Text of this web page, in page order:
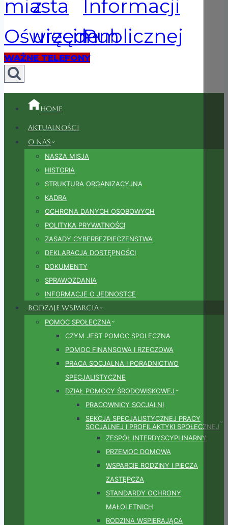
WAŻNE TELEFONY
Home
Aktualności
O nas
NASZA MISJA
HISTORIA
STRUKTURA ORGANIZACYJNA
KADRA
OCHRONA DANYCH OSOBOWYCH
POLITYKA PRYWATNOŚCI
ZASADY CYBERBEZPIECZEŃSTWA
DEKLARACJA DOSTĘPNOŚCI
DOKUMENTY
SPRAWOZDANIA
INFORMACJE O JEDNOSTCE
Rodzaje wsparcia
POMOC SPOŁECZNA
CZYM JEST POMOC SPOLECZNA
POMOC FINANSOWA I RZECZOWA
PRACA SOCJALNA I PORADNICTWO
SPECJALISTYCZNE
DZIAŁ POMOCY ŚRODOWISKOWEJ
PRACOWNICY SOCJALNI
SEKCJA SPECJALISTYCZNEJ PRACY
SOCJALNEJ I PROFILAKTYKI SPOŁECZNEJ
ZESPÓŁ INTERDYSCYPLINARNY
PRZEMOC DOMOWA
WSPARCIE RODZINY I PIECZA
ZASTĘPCZA
STANDARDY OCHRONY
MAŁOLETNICH
RODZINA WSPIERAJĄCA